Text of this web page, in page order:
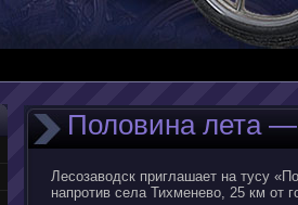
Половина лета —
Лесозаводск приглашает на тусу
напротив села Тихменево, 25 км от